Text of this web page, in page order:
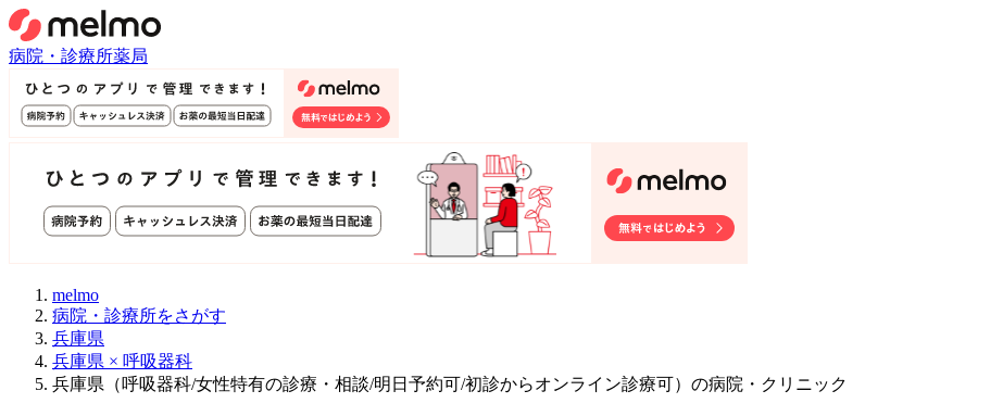
病院・診療所薬局
melmo
病院・診療所をさがす
兵庫県
兵庫県 × 呼吸器科
兵庫県（呼吸器科/女性特有の診療・相談/明日予約可/初診からオンライン診療可）の病院・クリニック